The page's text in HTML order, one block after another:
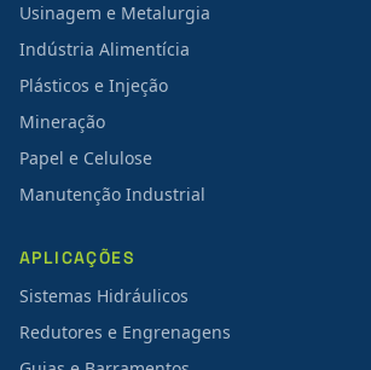
Usinagem e Metalurgia
Indústria Alimentícia
Plásticos e Injeção
Mineração
Papel e Celulose
Manutenção Industrial
APLICAÇÕES
Sistemas Hidráulicos
Redutores e Engrenagens